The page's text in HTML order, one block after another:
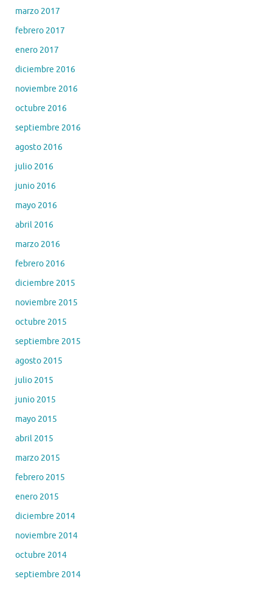
marzo 2017
febrero 2017
enero 2017
diciembre 2016
noviembre 2016
octubre 2016
septiembre 2016
agosto 2016
julio 2016
junio 2016
mayo 2016
abril 2016
marzo 2016
febrero 2016
diciembre 2015
noviembre 2015
octubre 2015
septiembre 2015
agosto 2015
julio 2015
junio 2015
mayo 2015
abril 2015
marzo 2015
febrero 2015
enero 2015
diciembre 2014
noviembre 2014
octubre 2014
septiembre 2014